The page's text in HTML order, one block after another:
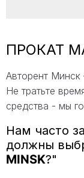
ПРОКАТ
Авторент Минск
Не тратьте
средства - мы
Нам часто
должны
MINSK?"